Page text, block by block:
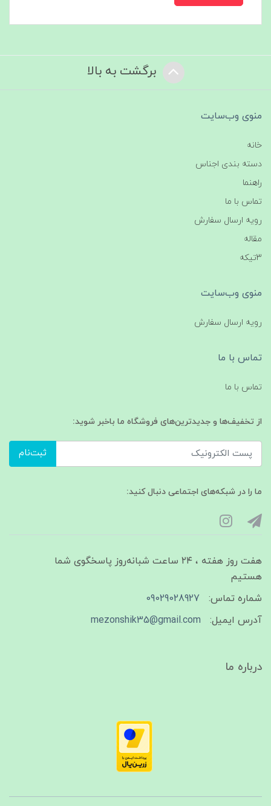
برگشت به بالا
منوی وب‌سایت
خانه
دسته بندی اجناس
راهنما
تماس با ما
رویه ارسال سفارش
مقاله
3تیکه
منوی وب‌سایت
رویه ارسال سفارش
تماس با ما
تماس با ما
از تخفیف‌ها و جدیدترین‌های فروشگاه ما باخبر شوید:
ثبت‌نام
ما را در شبکه‌های اجتماعی دنبال کنید:
هفت روز هفته ، ۲۴ ساعت شبانه‌روز پاسخگوی شما
هستیم
شماره تماس:
09029028927
آدرس ایمیل:
mezonshik35@gmail.com
درباره ما